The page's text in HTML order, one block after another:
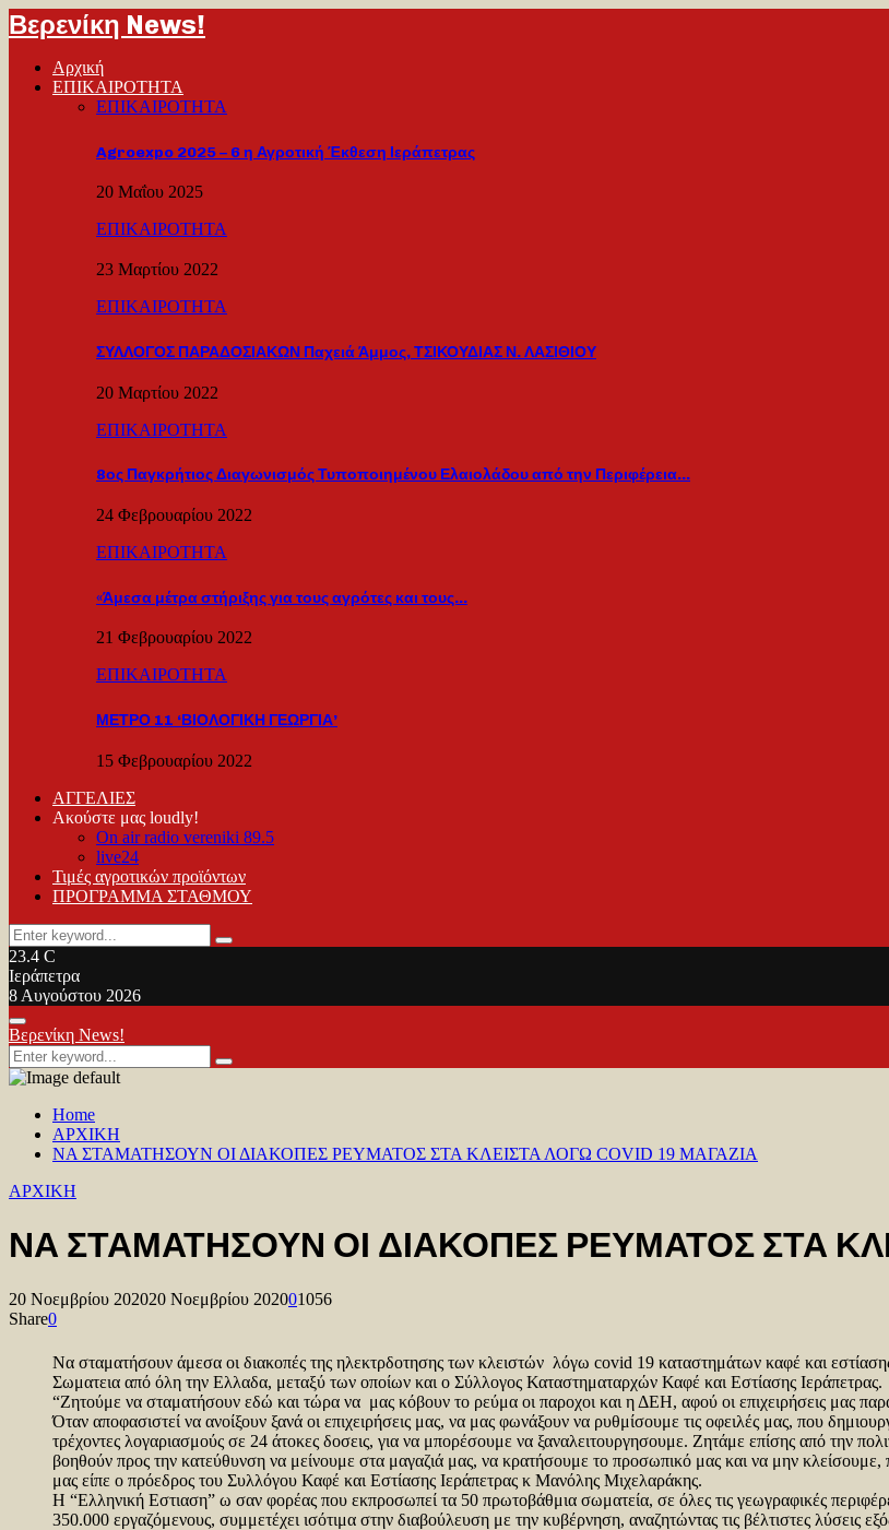
Βερενίκη News!
Αρχική
ΕΠΙΚΑΙΡΟΤΗΤΑ
ΕΠΙΚΑΙΡΟΤΗΤΑ
Agroexpo 2025 – 6 η Αγροτική Έκθεση Ιεράπετρας
20 Μαΐου 2025
ΕΠΙΚΑΙΡΟΤΗΤΑ
23 Μαρτίου 2022
ΕΠΙΚΑΙΡΟΤΗΤΑ
ΣΥΛΛΟΓΟΣ ΠΑΡΑΔΟΣΙΑΚΩΝ Παχειά Άμμος, ΤΣΙΚΟΥΔΙΑΣ Ν. ΛΑΣΙΘΙΟΥ
20 Μαρτίου 2022
ΕΠΙΚΑΙΡΟΤΗΤΑ
8ος Παγκρήτιος Διαγωνισμός Τυποποιημένου Ελαιολάδου από την Περιφέρεια…
24 Φεβρουαρίου 2022
ΕΠΙΚΑΙΡΟΤΗΤΑ
«Άμεσα μέτρα στήριξης για τους αγρότες και τους…
21 Φεβρουαρίου 2022
ΕΠΙΚΑΙΡΟΤΗΤΑ
ΜΕΤΡΟ 11 ‘ΒΙΟΛΟΓΙΚΗ ΓΕΩΡΓΙΑ’
15 Φεβρουαρίου 2022
ΑΓΓΕΛΙΕΣ
Ακούστε μας loudly!
On air radio vereniki 89.5
live24
Τιμές αγροτικών προϊόντων
ΠΡΟΓΡΑΜΜΑ ΣΤΑΘΜΟΥ
Search
for:
Search
23.4 C
Ιεράπετρα
8 Αυγούστου 2026
Facebook
Twitter
Youtube
Primary
Menu
Βερενίκη News!
Search
for:
Search
Home
ΑΡΧΙΚΗ
ΝΑ ΣΤΑΜΑΤΗΣΟΥΝ ΟΙ ΔΙΑΚΟΠΕΣ ΡΕΥΜΑΤΟΣ ΣΤΑ ΚΛΕΙΣΤΑ ΛΟΓΩ COVID 19 ΜΑΓΑΖΙΑ
ΑΡΧΙΚΗ
ΝΑ ΣΤΑΜΑΤΗΣΟΥΝ ΟΙ ΔΙΑΚΟΠΕΣ ΡΕΥΜΑΤΟΣ ΣΤΑ
20 Νοεμβρίου 202020 Νοεμβρίου 202001056
Share0
Να σταματήσουν άμεσα οι διακοπές της ηλεκτρδοτησης των κλειστών λόγω covid 19 καταστημάτων καφέ και
Σωματεια από όλη την Ελλαδα, μεταξύ των οποίων και ο Σύλλογος Καταστηματαρχών Καφέ και Εστίασης Ιεράπετρας.
“Ζητούμε να σταματήσουν εδώ και τώρα να μας κόβουν το ρεύμα οι παροχοι και η ΔΕΗ, αφού οι επιχειρήσεις μας
Όταν αποφασιστεί να ανοίξουν ξανά οι επιχειρήσεις μας, να μας φωνάξουν να ρυθμίσουμε τις οφειλές μας, που
τρέχοντες λογαριασμούς σε 24 άτοκες δοσεις, για να μπορέσουμε να ξαναλειτουργησουμε. Ζητάμε επίσης από την
βοηθούν προς την κατεύθυνση να μείνουμε στα μαγαζιά μας, να κρατήσουμε το προσωπικό μας και να μην κλείσουμε,
μας είπε ο πρόεδρος του Συλλόγου Καφέ και Εστίασης Ιεράπετρας κ Μανόλης Μιχελαράκης.
Η “Ελληνική Εστιαση” ω σαν φορέας που εκπροσωπεί τα 50 πρωτοβάθμια σωματεία, σε όλες τις γεωγραφικές
350.000 εργαζόμενους, συμμετέχει ισότιμα στην διαβούλευση με την κυβέρνηση, αναζητώντας τις βέλτιστες λύσεις